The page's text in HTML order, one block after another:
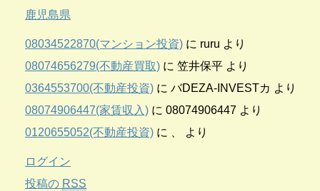
鹿児島県
08034522870(マンション投資) に ruru より
08074656279(不動産買取) に 笠井保平 より
0364553700(不動産投資) に バDEZA-INVESTカ より
08074906447(家賃収入) に 08074906447 より
0120655052(不動産投資) に より
ログイン
投稿の RSS